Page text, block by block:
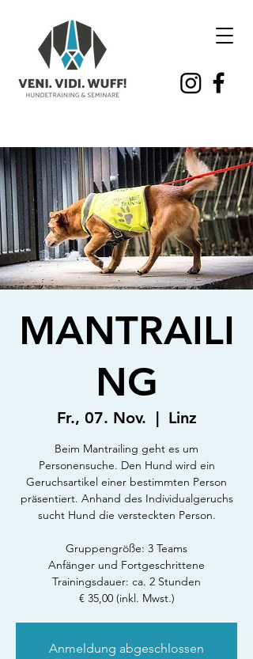
MANTRAILI
NG
Fr., 07. Nov.
  |
Linz
Beim Mantrailing geht es um
Personensuche. Den Hund wird ein
Geruchsartikel einer bestimmten Person
präsentiert. Anhand des Individualgeruchs
sucht Hund die versteckten Person.
Gruppengröße: 3 Teams
Anfänger und Fortgeschrittene
Trainingsdauer: ca. 2 Stunden
€ 35,00 (inkl. Mwst.)
Anmeldung abgeschlossen